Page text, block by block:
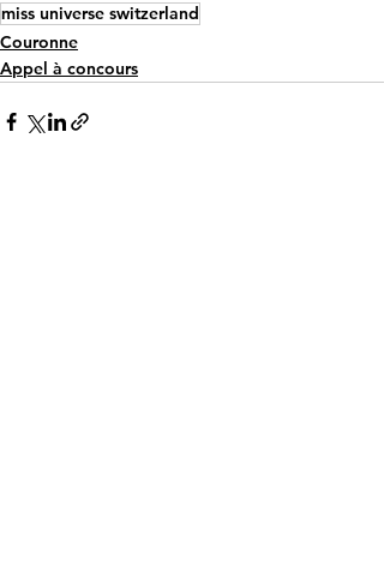
miss universe switzerland
Couronne
Appel à concours